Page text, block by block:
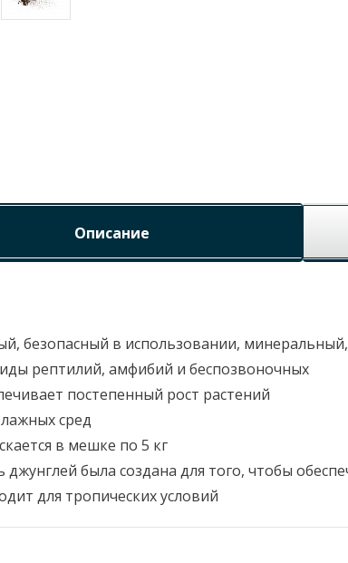
Описание
безопасный в использовании,
рептилий, амфибий и беспозвоночных
постепенный рост растений
сред
в мешке по 5 кг
джунглей была создана для того, чтобы
для тропических условий